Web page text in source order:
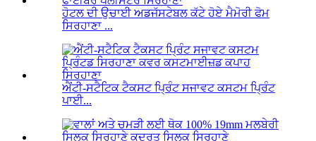
ਹੋਟਲ ਦੀ ਉਚਾਈ ਅਡਜੱਸਟੇਬਲ ਕੱਟੇ ਹੋਏ ਮੈਮੋਰੀ ਫੋਮ
ਸਿਰਹਾਣਾ ...
ਐਂਟੀ-ਸਟੈਟਿਕ ਟੈਕਸਟ ਪ੍ਰਿੰਟ ਸਜਾਵਟ ਕਸਟਮ ਪ੍ਰਿੰਟ
ਪਾਈ...